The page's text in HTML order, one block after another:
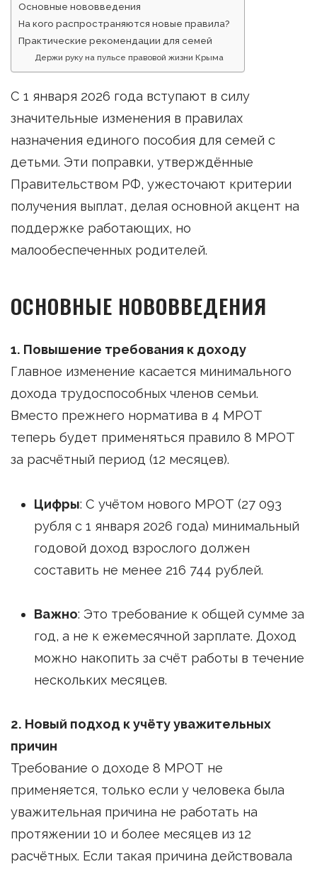
Основные нововведения
На кого распространяются новые правила?
Практические рекомендации для семей
Держи руку на пульсе правовой жизни Крыма
С 1 января 2026 года вступают в силу
значительные изменения в правилах
назначения единого пособия для семей с
детьми. Эти поправки, утверждённые
Правительством РФ, ужесточают критерии
получения выплат, делая основной акцент на
поддержке работающих, но
малообеспеченных родителей.
ОСНОВНЫЕ НОВОВВЕДЕНИЯ
1. Повышение требования к доходу
Главное изменение касается минимального
дохода трудоспособных членов семьи.
Вместо прежнего норматива в 4 МРОТ
теперь будет применяться правило 8 МРОТ
за расчётный период (12 месяцев).
Цифры: С учётом нового МРОТ (27 093
рубля с 1 января 2026 года) минимальный
годовой доход взрослого должен
составить не менее 216 744 рублей.
Важно: Это требование к общей сумме за
год, а не к ежемесячной зарплате. Доход
можно накопить за счёт работы в течение
нескольких месяцев.
2. Новый подход к учёту уважительных
причин
Требование о доходе 8 МРОТ не
применяется, только если у человека была
уважительная причина не работать на
протяжении 10 и более месяцев из 12
расчётных. Если такая причина действовала